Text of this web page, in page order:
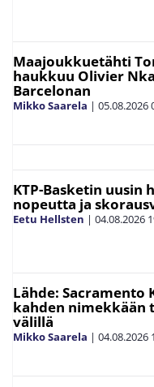
Maajoukkuetähti
haukkuu Olivier
Barcelonan
Mikko Saarela | 05.08.2026
KTP-Basketin uusin
nopeutta ja
Eetu Hellsten | 04.08.2026
Lähde: Sacramento
kahden nimekkään
välillä
Mikko Saarela | 04.08.2026